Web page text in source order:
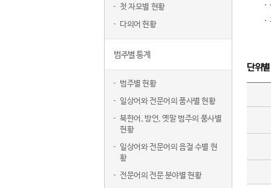
첫 자모별 현황
다의어 현황
범주별 통계
범주별 현황
일상어와 전문어의 품사별 현황
북한어, 방언, 옛말 범주의 품사별
현황
일상어와 전문어의 음절 수별 현
황
전문어의 전문 분야별 현황
단위